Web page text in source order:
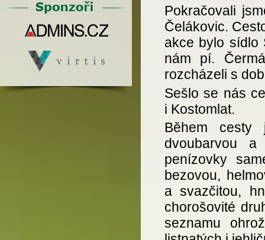
Pokračovali
Čelákovic.
akce bylo sídlo
nám pí.
rozcházeli s
Sešlo se nás
i Kostomlat.
Během
dvoubarvou a
penízovky
bezovou,
a svazčitou,
chorošovité
seznamu